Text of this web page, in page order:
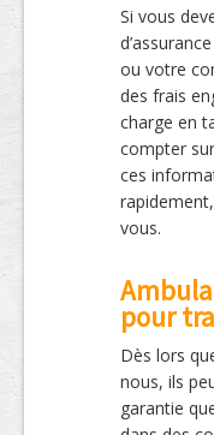
Si vous
ou votre
des frais
charge en
compter
ces
vous.
pour
Dès lors
nous, ils
garantie